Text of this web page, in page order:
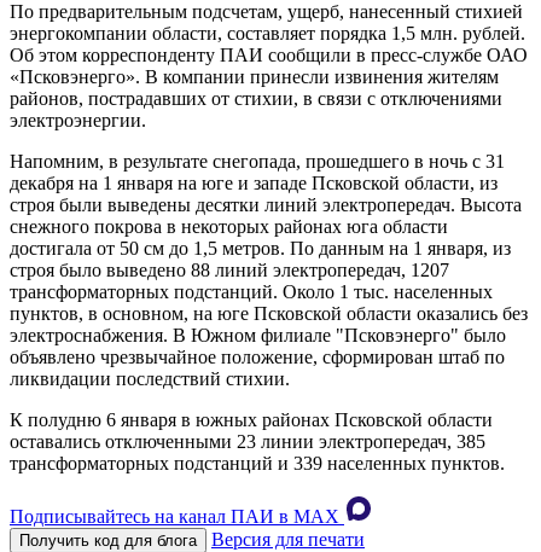
По предварительным подсчетам, ущерб, нанесенный стихией
энергокомпании области, составляет порядка 1,5 млн. рублей.
Об этом корреспонденту ПАИ сообщили в пресс-службе ОАО
«Псковэнерго». В компании принесли извинения жителям
районов, пострадавших от стихии, в связи с отключениями
электроэнергии.
Напомним, в результате снегопада, прошедшего в ночь с 31
декабря на 1 января на юге и западе Псковской области, из
строя были выведены десятки линий электропередач. Высота
снежного покрова в некоторых районах юга области
достигала от 50 см до 1,5 метров. По данным на 1 января, из
строя было выведено 88 линий электропередач, 1207
трансформаторных подстанций. Около 1 тыс. населенных
пунктов, в основном, на юге Псковской области оказались без
электроснабжения. В Южном филиале "Псковэнерго" было
объявлено чрезвычайное положение, сформирован штаб по
ликвидации последствий стихии.
К полудню 6 января в южных районах Псковской области
оставались отключенными 23 линии электропередач, 385
трансформаторных подстанций и 339 населенных пунктов.
Подписывайтесь на канал ПАИ в MAХ
Получить код для блога
Версия для печати